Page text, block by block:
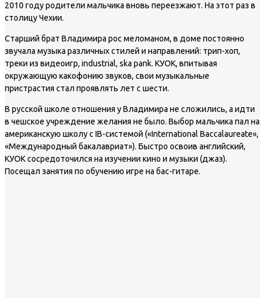
2010 году родители мальчика вновь переезжают. На этот раз в
столицу Чехии.
Старший брат Владимира рос меломаном, в доме постоянно
звучала музыка различных стилей и направлений: трип-хоп,
треки из видеоигр, industrial, ska pank. КУОК, впитывая
окружающую какофонию звуков, свои музыкальные
пристрастия стал проявлять лет с шести.
В русской школе отношения у Владимира не сложились, а идти
в чешское учреждение желания не было. Выбор мальчика пал на
американскую школу с IB-системой («International Baccalaureate»,
«Международный бакалавриат»). Быстро освоив английский,
КУОК сосредоточился на изучении кино и музыки (джаз).
Посещал занятия по обучению игре на бас-гитаре.